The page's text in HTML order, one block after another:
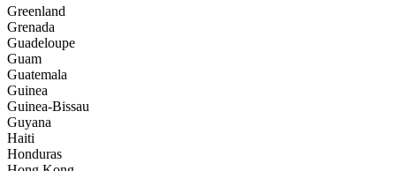
Greenland
Grenada
Guadeloupe
Guam
Guatemala
Guinea
Guinea-Bissau
Guyana
Haiti
Honduras